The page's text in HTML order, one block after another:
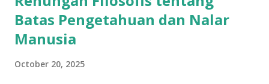
Batas Pengetahuan dan Nalar
Manusia
October 20, 2025